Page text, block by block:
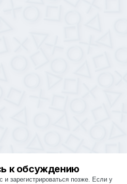
к обсуждению
и зарегистрироваться позже. Если у